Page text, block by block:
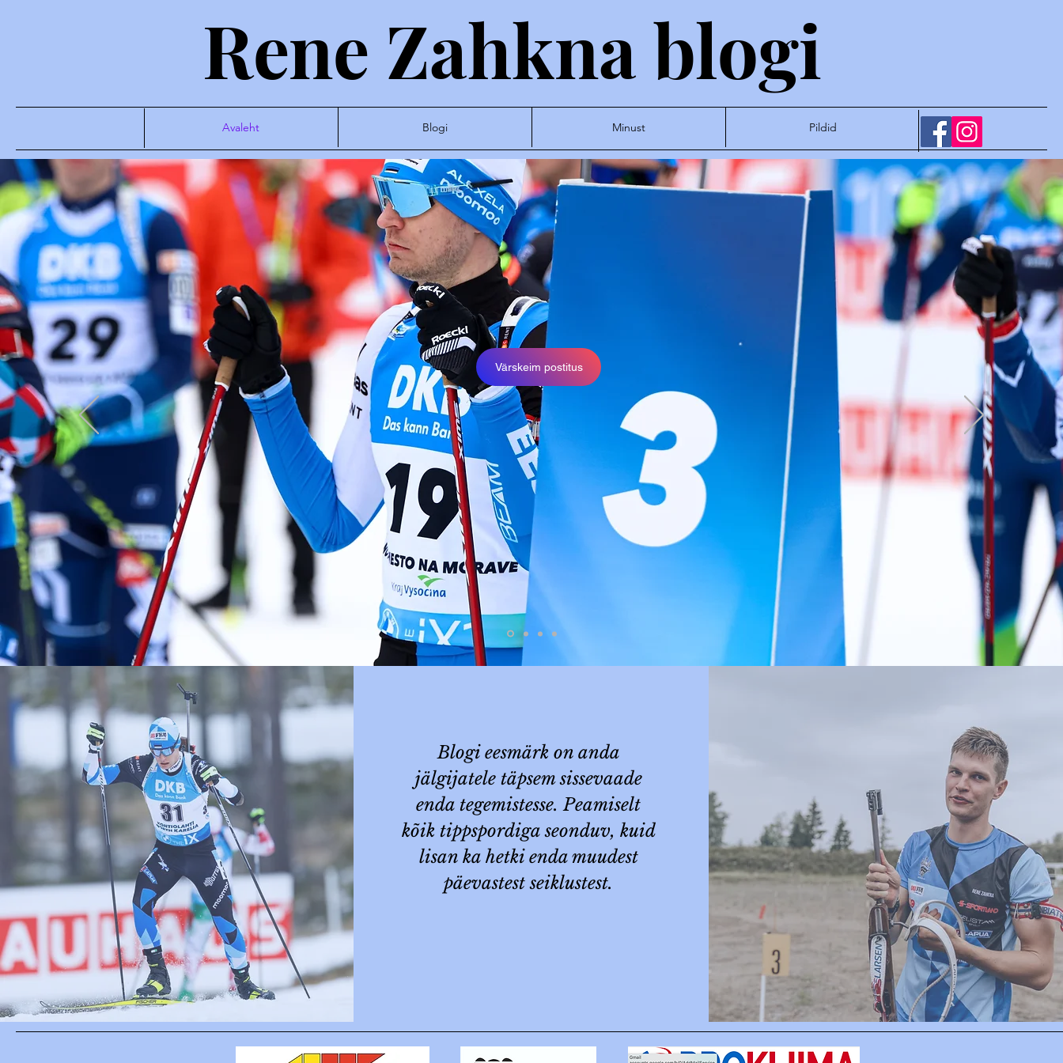
Rene Zahkna blogi
Avaleht Blogi Minust Pildid
Värskeim postitus
Loe blogi
Blogi eesmärk on anda
jälgijatele täpsem sissevaade
enda tegemistesse. Peamiselt
kõik tippspordiga seonduv, kuid
lisan ka hetki enda muudest
päevastest seiklustest.